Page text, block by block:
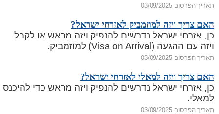
תאריך הפרסום 03/09/2025
האם צריך ויזה למוזמביק לאזרחי ישראל?
כן, אזרחי ישראל נדרשים להנפיק ויזה מראש או לקבל
ויזה עם ההגעה (Visa on Arrival) למוזמביק.
תאריך הפרסום 03/09/2025
האם צריך ויזה למאלי לאזרחי ישראל?
כן, אזרחי ישראל נדרשים להנפיק ויזה מראש כדי להיכנס
למאלי.
תאריך הפרסום 03/09/2025